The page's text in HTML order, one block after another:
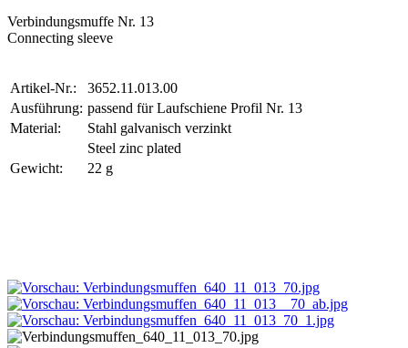
Verbindungsmuffe Nr. 13
Connecting sleeve
Artikel-Nr.:
3652.11.013.00
Ausführung: passend für Laufschiene Profil Nr. 13
Material:
Stahl galvanisch verzinkt
Steel zinc plated
Gewicht:
22 g